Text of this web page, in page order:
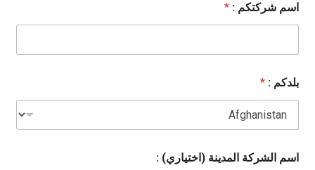
اسم شركتكم :*
بلدكم :*
اسم الشركة المدينة (اختياري) :